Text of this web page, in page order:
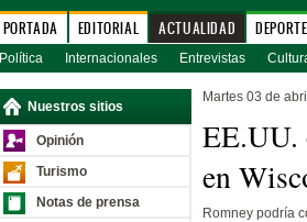
PORTADA EDITORIAL ACTUALIDAD
Política Internacionales Entrevistas
Nuestros sitios
Opinión
Turismo
Notas de prensa
Martes 03 de
EE.UU.
en
Romney podría